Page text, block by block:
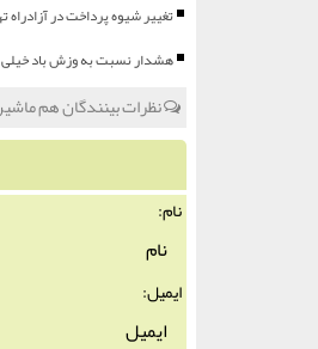
تغییر شیوه پرداخت در
هشدار نسبت به وزش باد
نظرات بینندگان هم
نام:
ایمیل: